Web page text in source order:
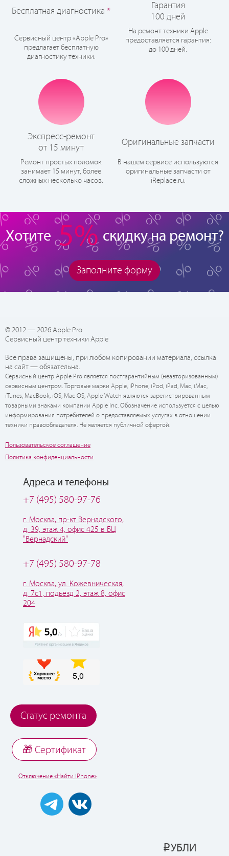
Бесплатная диагностика *
Сервисный центр «Apple Pro»
предлагает бесплатную
диагностику техники.
Гарантия
100 дней
На ремонт техники Apple
предоставляется гарантия:
до 100 дней.
Экспресс-ремонт
от 15 минут
Ремонт простых поломок
занимает 15 минут, более
сложных несколько часов.
Оригинальные запчасти
В нашем сервисе используются
оригинальные запчасти от
iReplace.ru.
Хотите 5% скидку на ремонт?
Заполните форму
© 2012 — 2026 Apple Pro
Сервисный центр техники Apple
Все права защищены, при любом копировании материала, ссылка
на сайт — обязательна.
Сервисный центр Apple Pro является постгарантийным (неавторизованным)
сервисным центром. Торговые марки Apple, iPhone, iPod, iPad, Mac, iMac,
iTunes, MacBook, iOS, Mac OS, Apple Watch являются зарегистрированным
товарными знаками компании Apple Inc. Обозначение используется с целью
информирования потребителей о предоставляемых услугах в отношении
техники правообладателя. Не является публичной офертой.
Пользовательское соглашение
Политика конфиденциальности
Адреса и телефоны
+7 (495) 580-97-76
г. Москва, пр-кт Вернадского,
д. 39, этаж 4, офис 425 в БЦ
"Вернадский"
+7 (495) 580-97-78
г. Москва, ул. Кожевническая,
д. 7с1, подьезд 2, этаж 8, офис
204
Статус ремонта
🎁 Cертификат
Отключение «Найти iPhone»
РУБЛИ